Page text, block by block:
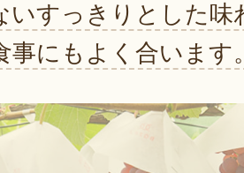
いすっきりとした味
事にもよく合います